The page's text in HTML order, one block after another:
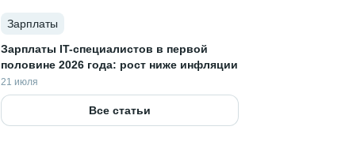
Зарплаты
Зарплаты IT-специалистов в первой
половине 2026 года: рост ниже инфляции
21 июля
Все статьи